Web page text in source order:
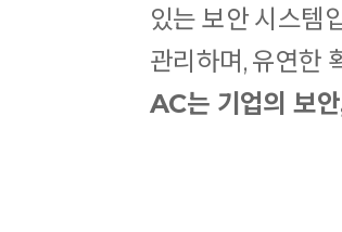
있는 보안 시스템
관리하며, 유연한
AC는 기업의 보